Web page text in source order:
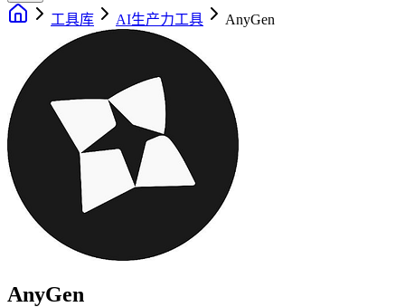
工具库 AI生产力工具 AnyGen
AnyGen